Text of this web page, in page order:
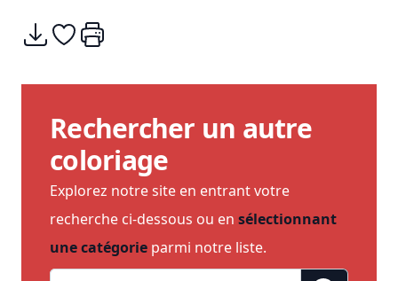
Télécharger
Ajouter à mes coups de coeurs
Imprimer
Rechercher un autre
coloriage
Explorez notre site en entrant votre
recherche ci-dessous ou en sélectionnant
une catégorie parmi notre liste.